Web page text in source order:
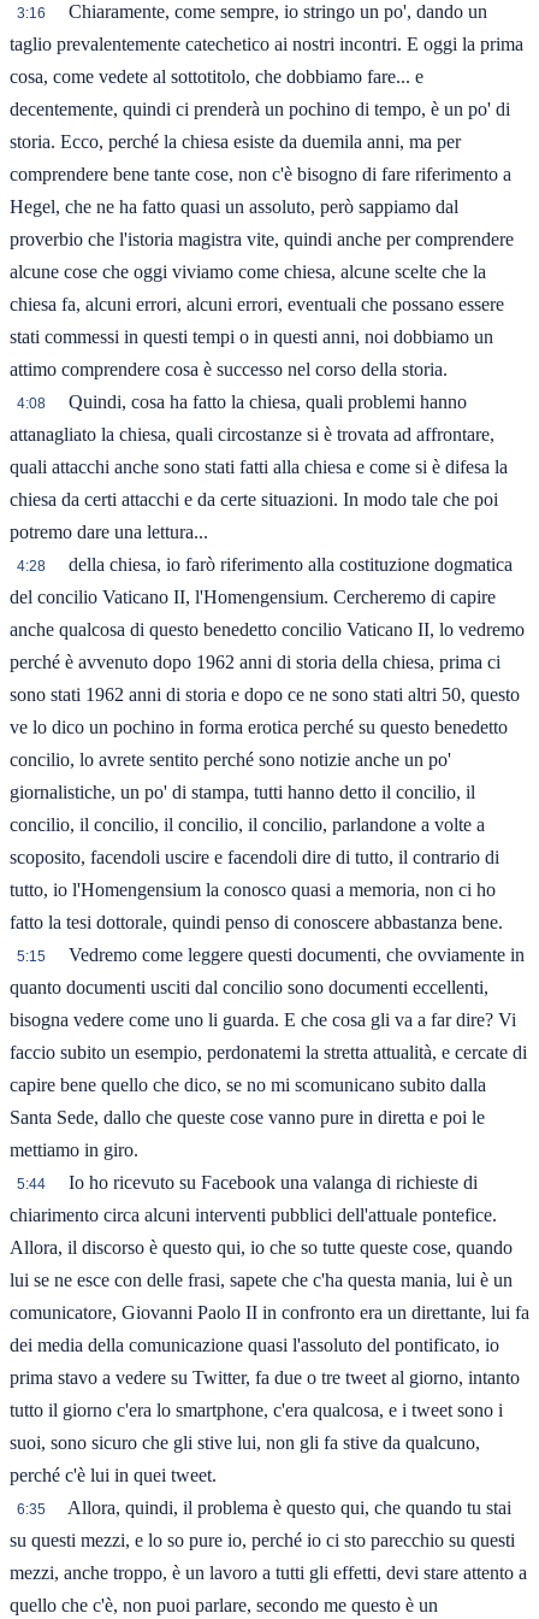
3:16
Chiaramente, come sempre, io stringo un po', dando un
taglio prevalentemente catechetico ai nostri incontri. E oggi la prima
cosa, come vedete al sottotitolo, che dobbiamo fare... e
decentemente, quindi ci prenderà un pochino di tempo, è un po' di
storia. Ecco, perché la chiesa esiste da duemila anni, ma per
comprendere bene tante cose, non c'è bisogno di fare riferimento a
Hegel, che ne ha fatto quasi un assoluto, però sappiamo dal
proverbio che l'istoria magistra vite, quindi anche per comprendere
alcune cose che oggi viviamo come chiesa, alcune scelte che la
chiesa fa, alcuni errori, alcuni errori, eventuali che possano essere
stati commessi in questi tempi o in questi anni, noi dobbiamo un
attimo comprendere cosa è successo nel corso della storia.
4:08
Quindi, cosa ha fatto la chiesa, quali problemi hanno
attanagliato la chiesa, quali circostanze si è trovata ad affrontare,
quali attacchi anche sono stati fatti alla chiesa e come si è difesa la
chiesa da certi attacchi e da certe situazioni. In modo tale che poi
potremo dare una lettura...
4:28
della chiesa, io farò riferimento alla costituzione dogmatica
del concilio Vaticano II, l'Homengensium. Cercheremo di capire
anche qualcosa di questo benedetto concilio Vaticano II, lo vedremo
perché è avvenuto dopo 1962 anni di storia della chiesa, prima ci
sono stati 1962 anni di storia e dopo ce ne sono stati altri 50, questo
ve lo dico un pochino in forma erotica perché su questo benedetto
concilio, lo avrete sentito perché sono notizie anche un po'
giornalistiche, un po' di stampa, tutti hanno detto il concilio, il
concilio, il concilio, il concilio, il concilio, parlandone a volte a
scoposito, facendoli uscire e facendoli dire di tutto, il contrario di
tutto, io l'Homengensium la conosco quasi a memoria, non ci ho
fatto la tesi dottorale, quindi penso di conoscere abbastanza bene.
5:15
Vedremo come leggere questi documenti, che ovviamente in
quanto documenti usciti dal concilio sono documenti eccellenti,
bisogna vedere come uno li guarda. E che cosa gli va a far dire? Vi
faccio subito un esempio, perdonatemi la stretta attualità, e cercate di
capire bene quello che dico, se no mi scomunicano subito dalla
Santa Sede, dallo che queste cose vanno pure in diretta e poi le
mettiamo in giro.
5:44
Io ho ricevuto su Facebook una valanga di richieste di
chiarimento circa alcuni interventi pubblici dell'attuale pontefice.
Allora, il discorso è questo qui, io che so tutte queste cose, quando
lui se ne esce con delle frasi, sapete che c'ha questa mania, lui è un
comunicatore, Giovanni Paolo II in confronto era un direttante, lui fa
dei media della comunicazione quasi l'assoluto del pontificato, io
prima stavo a vedere su Twitter, fa due o tre tweet al giorno, intanto
tutto il giorno c'era lo smartphone, c'era qualcosa, e i tweet sono i
suoi, sono sicuro che gli stive lui, non gli fa stive da qualcuno,
perché c'è lui in quei tweet.
6:35
Allora, quindi, il problema è questo qui, che quando tu stai
su questi mezzi, e lo so pure io, perché io ci sto parecchio su questi
mezzi, anche troppo, è un lavoro a tutti gli effetti, devi stare attento a
quello che c'è, non puoi parlare, secondo me questo è un